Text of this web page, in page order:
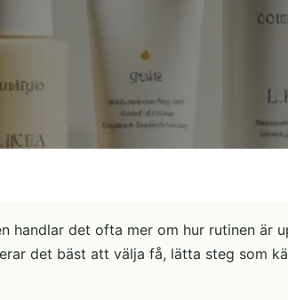
handlar det ofta mer om hur rutinen är
det bäst att välja få, lätta steg som